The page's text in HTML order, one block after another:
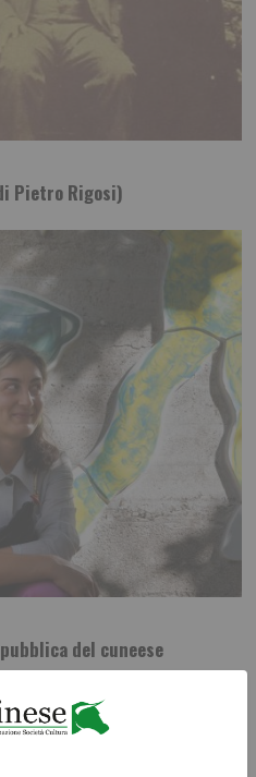
Pietro Rigosi)
del cuneese